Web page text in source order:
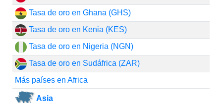
Tasa de oro en Ghana (GHS)
Tasa de oro en Kenia (KES)
Tasa de oro en Nigeria (NGN)
Tasa de oro en Sudáfrica (ZAR)
Más países en Africa
Asia